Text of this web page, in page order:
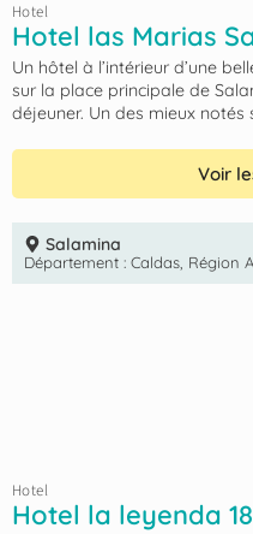
Hotel
Hotel las Marias
Un hôtel à l’intérieur d’une
sur la place principale de
déjeuner. Un des mieux notés
Voir
Salamina
Département : Caldas, Région
Hotel
Hotel la leyenda